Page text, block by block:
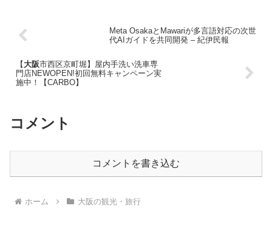
Meta OsakaとMawariが多言語対応の次世
代AIガイドを共同開発 – 紀伊民報
【大阪市西区京町堀】屋内手洗い洗車専
門店NEWOPEN!初回無料キャンペーン実
施中！【CARBO】
コメント
コメントを書き込む
ホーム 大阪の観光・旅行